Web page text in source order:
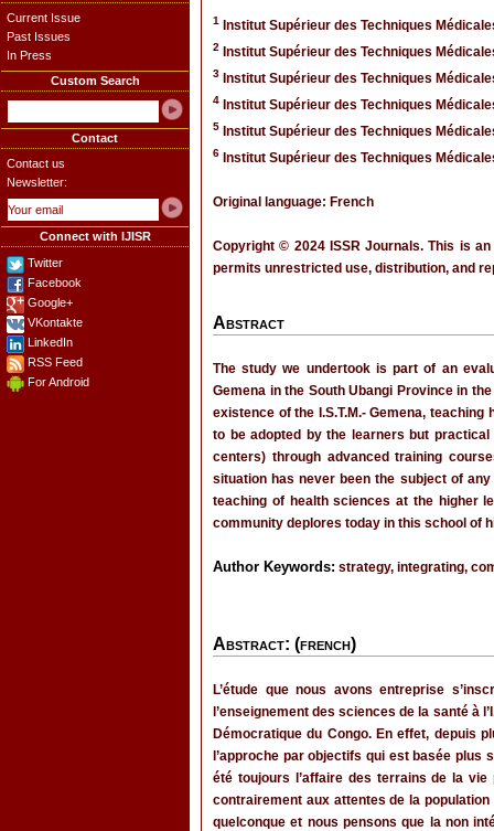
Current Issue
Past Issues
In Press
Custom Search
Contact
Contact us
Newsletter:
Connect with IJISR
Twitter
Facebook
Google+
VKontakte
LinkedIn
RSS Feed
For Android
1 Institut Supérieur des Techniques
2 Institut Supérieur des Techniques
3 Institut Supérieur des Techniques
4 Institut Supérieur des Techniques
5 Institut Supérieur des Techniques
6 Institut Supérieur des Techniques
Original language: French
Copyright © 2024 ISSR Journals. This is
permits unrestricted use, distribution, and
Abstract
The study we undertook is part of an
Gemena in the South Ubangi Province in
existence of the I.S.T.M.- Gemena,
to be adopted by the learners but
centers) through advanced training
situation has never been the subject of
teaching of health sciences at the higher
community deplores today in this school of
Author Keywords: strategy, integrating,
Abstract: (french)
L’étude que nous avons entreprise
l’enseignement des sciences de la santé à
Démocratique du Congo. En effet, depuis
l’approche par objectifs qui est basée
été toujours l’affaire des terrains de la
contrairement aux attentes de la population
quelconque et nous pensons que la non